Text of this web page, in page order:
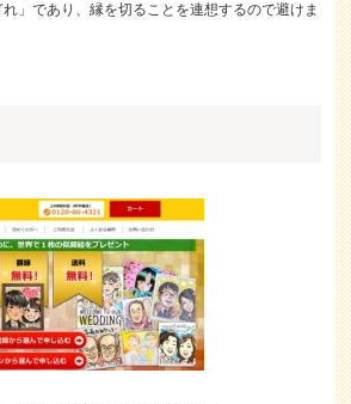
」であり、縁を切ることを連想するので避けま